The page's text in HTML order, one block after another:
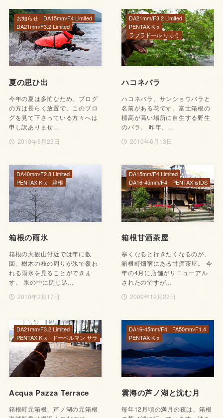
夏の思ひ出
今年の夏は多忙なため、ブログ
の方は長らく放置で、このブロ
グを見て下さっている方々へは
申し訳ありませ…
2010年9月23日
お知らせ
DA15mm/F4 Limited
DA21mm/F3.2 Limited
ハコネバラ
ハコネバラ、サンショウバラと
名前がある花です。富士箱根の
標高が高い場所に自生する野生
のバラ。 昨年、…
2010年6月13日
DA21mm/F3.2 Limited
PENTAX K-x
ラブラドール りゅう
箱根の雨氷
箱根の大観山付近では年に数
回、樹木の枝の周りが氷で覆わ
れる雨氷を見ることができま
す。 氷の中に閉じ込…
2010年2月17日
DA40mm/F2.8 Limited
PENTAX K-x
箱根
箱根甘酒茶屋
寒くなると行きたくなるのが、
箱根町畑宿にある甘酒茶屋。 今
年の4月に店舗がリニューアル
されたのですが…
2009年12月22日
DA15mm/F4 Limited
DA16-45mm/F4
PENTAX istDS
Acqua Pazza Terrace
箱根町元箱根、芦ノ湖の元箱根
DA21mm/F3.2 Limited
PENTAX K-x
ドーベルマン サラ
雲海の芦ノ湖と沈む月
毎年12月頃の満月の夜は、箱根
DA16-45mm/F4
FA50mm/F1.4
PENTAX K-x